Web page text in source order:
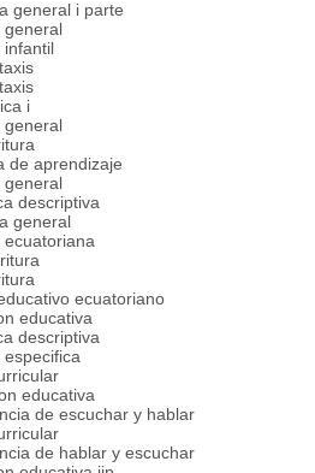
las siguientes capacidades, cualidades
Intelectuales:
de investigación.
de reflexión.
con su rol de mediador.
de objetividad.
creativa.
pro- activa.
de cambio.
crítica y de confrontación.
Profesionales:
la construcción de aprendizaje.
del micro curriculum.
de procesos.
Afectivas:
de escuchar.
empática.
para superar conflictos personales y
de respuesta afectiva.
de consistencia.
de relacionarse con otros.
general i parte
infantil
i
de aprendizaje
descriptiva
general
ecuatoriana
ecuatoriano
educativa
descriptiva
especifica
educativa
de escuchar y hablar
de hablar y escuchar